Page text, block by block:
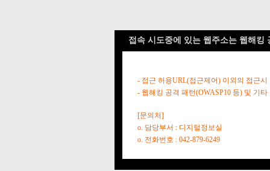
접속 시도중에 있는 웹주소는 웹해킹
- 접근 허용URL(접근제어) 이외의 접근시
- 웹해킹 공격 패턴(OWASP10 등) 및 기
[문의처]
o. 담당부서 : 디지털정보실
o. 전화번호 : 042-879-6249